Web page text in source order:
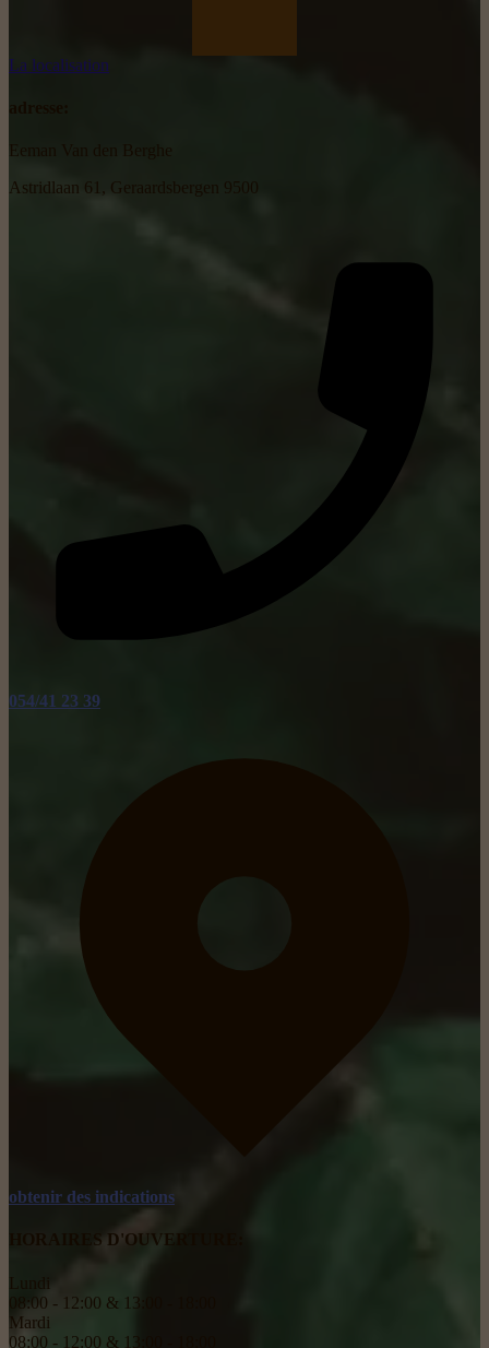
La localisation
Astridlaan 61, Geraardsbergen 9500
054/41 23 39
obtenir des indications
HORAIRES D'OUVERTURE:
08:00 - 12:00 & 13:00 - 18:00
Mardi
08:00 - 12:00 & 13:00 - 18:00